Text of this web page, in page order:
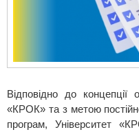
Відповідно до концепції
«КРОК» та з метою
програм, Університет